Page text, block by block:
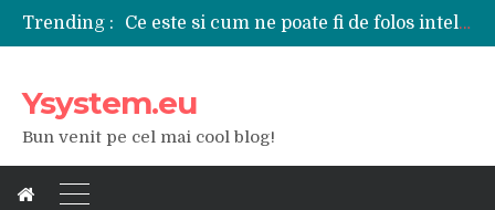
Trending :
Ce este si cum ne poate fi de folos inteligenta artificiala?
Tipuri de polizoare de care este nevoie intr-un atelier
Cele mai bune smartphone-uri lansate in anul 2024
Ysystem.eu
Bun venit pe cel mai cool blog!